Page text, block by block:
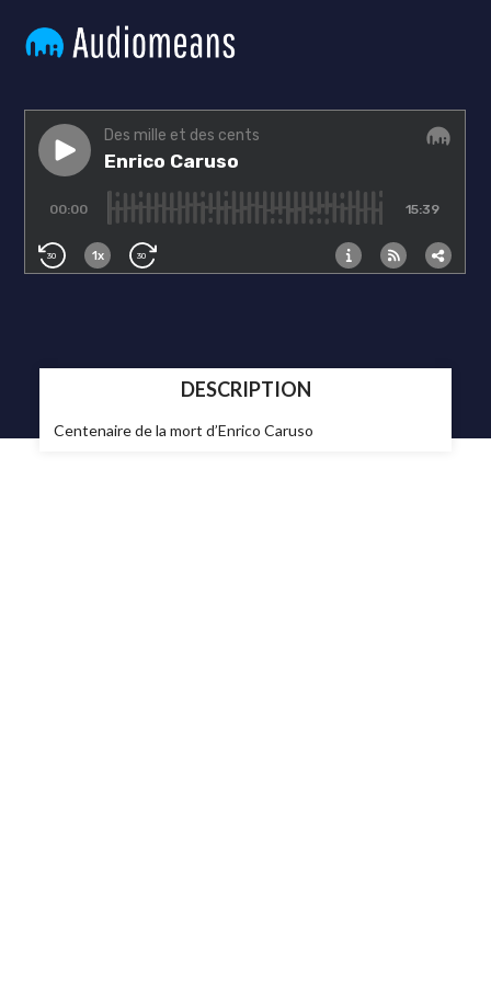
DESCRIPTION
Centenaire de la mort d’Enrico Caruso